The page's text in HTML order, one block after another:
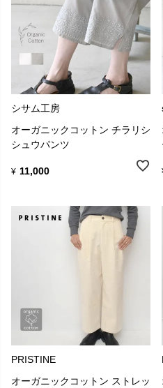
シサム工房
オーガニックコットン チラリシ
シュウパンツ
¥ 11,000
PRISTINE
オーガニックコットン ストレッ